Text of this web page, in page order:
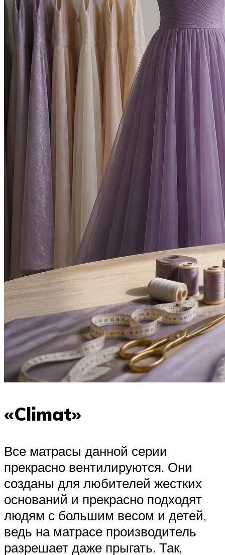
«Climat»
Все матрасы данной серии
прекрасно вентилируются. Они
созданы для любителей жестких
оснований и прекрасно подходят
людям с большим весом и детей,
ведь на матрасе производитель
разрешает даже прыгать. Так,